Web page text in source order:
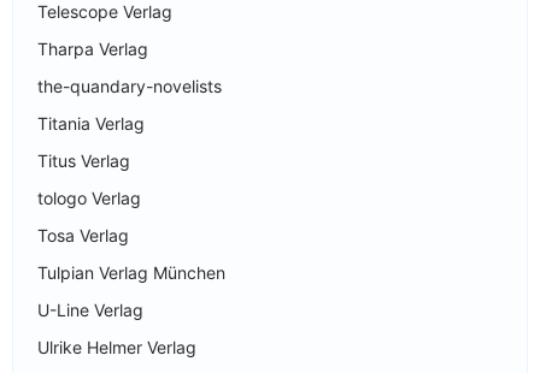
Telescope Verlag
Tharpa Verlag
the-quandary-novelists
Titania Verlag
Titus Verlag
tologo Verlag
Tosa Verlag
Tulpian Verlag München
U-Line Verlag
Ulrike Helmer Verlag